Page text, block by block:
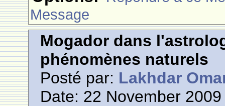
Message
Mogador dans
phénomènes naturels
Posté par: Lakhdar
Date: 22 November